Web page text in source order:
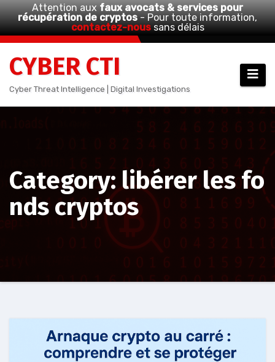
Attention auxfaux avocats & services pour
récupération de cryptos- Pour toute information,
contactez-noussans délais
Aller
au
contenu
CYBER CTI
Cyber Threat Intelligence | Digital Investigations
Category: libérer les fo
nds cryptos